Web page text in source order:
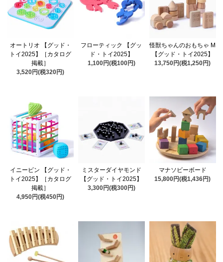
オートリオ 【グッド・
トイ2025】［カタログ
掲載］
3,520円(税320円)
フローティック 【グッ
ド・トイ2025】
1,100円(税100円)
怪獣ちゃんのおもちゃ M
【グッド・トイ2025】
13,750円(税1,250円)
イニービン 【グッド・
トイ2025】［カタログ
掲載］
4,950円(税450円)
ミスターダイヤモンド
【グッド・トイ2025】
3,300円(税300円)
マナソビーボード
15,800円(税1,436円)